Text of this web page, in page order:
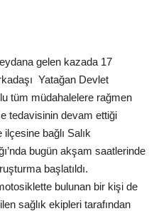
gelen kazada 17
Yatağan Devlet
tüm müdahalelere rağmen
tedavisinin devam ettiği
ilçesine bağlı Salık
bugün akşam saatlerinde
başlatıldı.
bulunan bir kişi de
sağlık ekipleri tarafından